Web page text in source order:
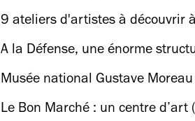
9 ateliers d'artistes à découvrir
A la Défense, une énorme
Musée national Gustave Moreau
Le Bon Marché : un centre